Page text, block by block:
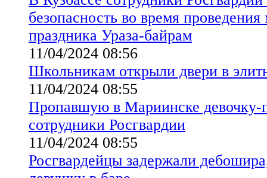
безопасность во время
праздника Ураза-байрам
11/04/2024 08:56
Школьникам открыли двери в
11/04/2024 08:55
Пропавшую в Мариинске девочку-
сотрудники Росгвардии
11/04/2024 08:55
Росгвардейцы задержали